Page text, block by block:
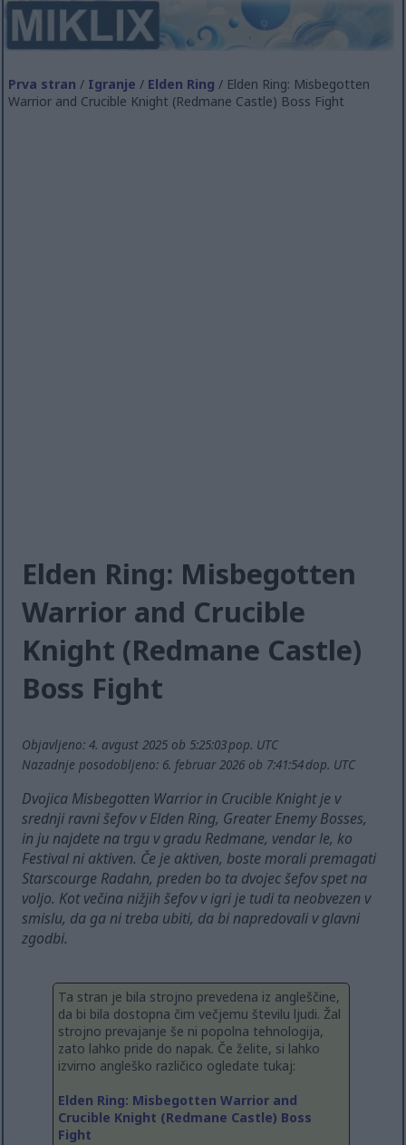
Prva stran / Igranje / Elden Ring / Elden Ring: Misbegotten
Warrior and Crucible Knight (Redmane Castle) Boss Fight
Elden Ring: Misbegotten
Warrior and Crucible
Knight (Redmane Castle)
Boss Fight
Objavljeno: 4. avgust 2025 ob 5:25:03 pop. UTC
Nazadnje posodobljeno: 6. februar 2026 ob 7:41:54 dop. UTC
Dvojica Misbegotten Warrior in Crucible Knight je v
srednji ravni šefov v Elden Ring, Greater Enemy Bosses,
in ju najdete na trgu v gradu Redmane, vendar le, ko
Festival ni aktiven. Če je aktiven, boste morali premagati
Starscourge Radahn, preden bo ta dvojec šefov spet na
voljo. Kot večina nižjih šefov v igri je tudi ta neobvezen v
smislu, da ga ni treba ubiti, da bi napredovali v glavni
zgodbi.
Ta stran je bila strojno prevedena iz angleščine,
da bi bila dostopna čim večjemu številu ljudi. Žal
strojno prevajanje še ni popolna tehnologija,
zato lahko pride do napak. Če želite, si lahko
izvirno angleško različico ogledate tukaj:
Elden Ring: Misbegotten Warrior and
Crucible Knight (Redmane Castle) Boss
Fight